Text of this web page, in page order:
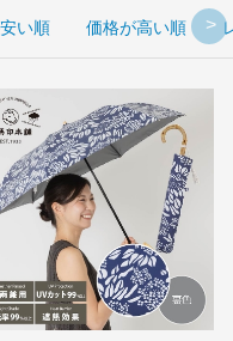
い順 価格が高い順